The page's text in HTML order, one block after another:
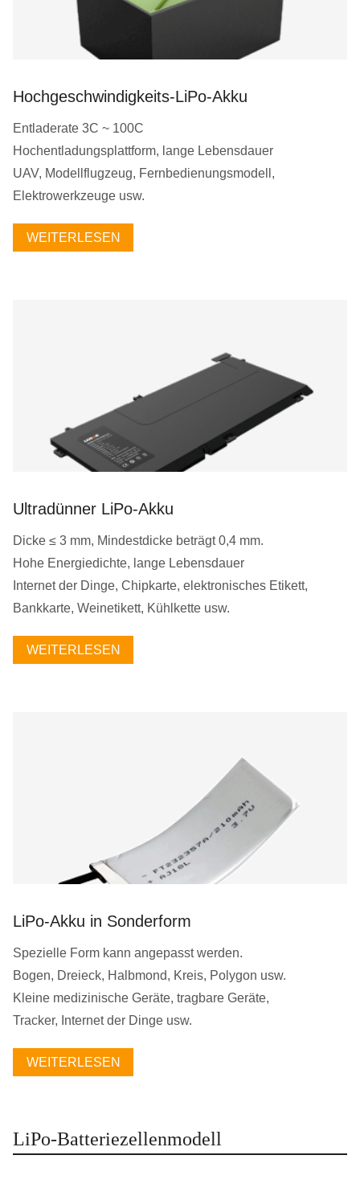
Hochgeschwindigkeits-LiPo-Akku
Entladerate 3C ~ 100C
Hochentladungsplattform, lange Lebensdauer
UAV, Modellflugzeug, Fernbedienungsmodell,
Elektrowerkzeuge usw.
WEITERLESEN
Ultradünner LiPo-Akku
Dicke ≤ 3 mm, Mindestdicke beträgt 0,4 mm.
Hohe Energiedichte, lange Lebensdauer
Internet der Dinge, Chipkarte, elektronisches Etikett,
Bankkarte, Weinetikett, Kühlkette usw.
WEITERLESEN
LiPo-Akku in Sonderform
Spezielle Form kann angepasst werden.
Bogen, Dreieck, Halbmond, Kreis, Polygon usw.
Kleine medizinische Geräte, tragbare Geräte,
Tracker, Internet der Dinge usw.
WEITERLESEN
LiPo-Batteriezellenmodell